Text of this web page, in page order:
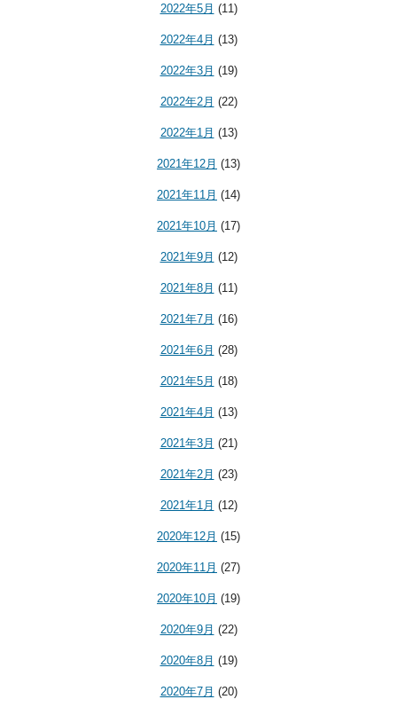
2022年5月 (11)
2022年4月 (13)
2022年3月 (19)
2022年2月 (22)
2022年1月 (13)
2021年12月 (13)
2021年11月 (14)
2021年10月 (17)
2021年9月 (12)
2021年8月 (11)
2021年7月 (16)
2021年6月 (28)
2021年5月 (18)
2021年4月 (13)
2021年3月 (21)
2021年2月 (23)
2021年1月 (12)
2020年12月 (15)
2020年11月 (27)
2020年10月 (19)
2020年9月 (22)
2020年8月 (19)
2020年7月 (20)